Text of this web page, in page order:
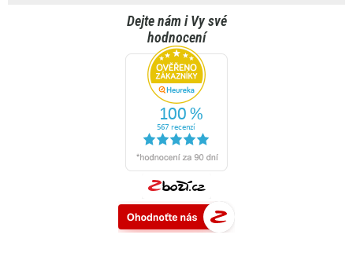
Dejte nám i Vy své
hodnocení